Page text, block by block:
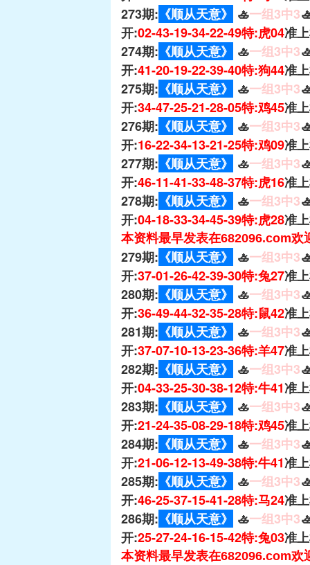
273期: 《顺从天意》 🚣一组3中3
开:02-43-19-34-22-49特:虎04准
274期: 《顺从天意》 🚣一组3中3
开:41-20-19-22-39-40特:狗44准
275期: 《顺从天意》 🚣一组3中3
开:34-47-25-21-28-05特:鸡45准
276期: 《顺从天意》 🚣一组3中3
开:16-22-34-13-21-25特:鸡09准
277期: 《顺从天意》 🚣一组3中3
开:46-11-41-33-48-37特:虎16准
278期: 《顺从天意》 🚣一组3中3
开:04-18-33-34-45-39特:虎28准
本资料最早发表在682096.com欢
279期: 《顺从天意》 🚣一组3中3
开:37-01-26-42-39-30特:兔27准
280期: 《顺从天意》 🚣一组3中3
开:36-49-44-32-35-28特:鼠42准
281期: 《顺从天意》 🚣一组3中3
开:37-07-10-13-23-36特:羊47准
282期: 《顺从天意》 🚣一组3中3
开:04-33-25-30-38-12特:牛41准
283期: 《顺从天意》 🚣一组3中3
开:21-24-35-08-29-18特:鸡45准
284期: 《顺从天意》 🚣一组3中3
开:21-06-12-13-49-38特:牛41准
285期: 《顺从天意》 🚣一组3中3
开:46-25-37-15-41-28特:马24准
286期: 《顺从天意》 🚣一组3中3
开:25-27-24-16-15-42特:兔03准
本资料最早发表在682096.com欢